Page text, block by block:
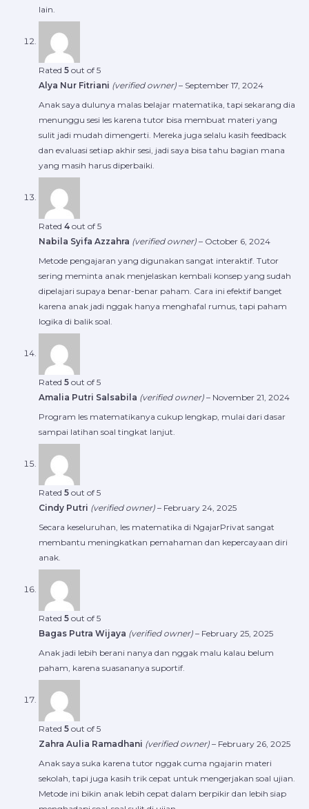
lain.
Rated 5 out of 5
Alya Nur Fitriani (verified owner) – September 17, 2024
Anak saya dulunya malas belajar matematika, tapi sekarang dia
menunggu sesi les karena tutor bisa membuat materi yang
sulit jadi mudah dimengerti. Mereka juga selalu kasih feedback
dan evaluasi setiap akhir sesi, jadi saya bisa tahu bagian mana
yang masih harus diperbaiki.
Rated 4 out of 5
Nabila Syifa Azzahra (verified owner) – October 6, 2024
Metode pengajaran yang digunakan sangat interaktif. Tutor
sering meminta anak menjelaskan kembali konsep yang sudah
dipelajari supaya benar-benar paham. Cara ini efektif banget
karena anak jadi nggak hanya menghafal rumus, tapi paham
logika di balik soal.
Rated 5 out of 5
Amalia Putri Salsabila (verified owner) – November 21, 2024
Program les matematikanya cukup lengkap, mulai dari dasar
sampai latihan soal tingkat lanjut.
Rated 5 out of 5
Cindy Putri (verified owner) – February 24, 2025
Secara keseluruhan, les matematika di NgajarPrivat sangat
membantu meningkatkan pemahaman dan kepercayaan diri
anak.
Rated 5 out of 5
Bagas Putra Wijaya (verified owner) – February 25, 2025
Anak jadi lebih berani nanya dan nggak malu kalau belum
paham, karena suasananya suportif.
Rated 5 out of 5
Zahra Aulia Ramadhani (verified owner) – February 26, 2025
Anak saya suka karena tutor nggak cuma ngajarin materi
sekolah, tapi juga kasih trik cepat untuk mengerjakan soal ujian.
Metode ini bikin anak lebih cepat dalam berpikir dan lebih siap